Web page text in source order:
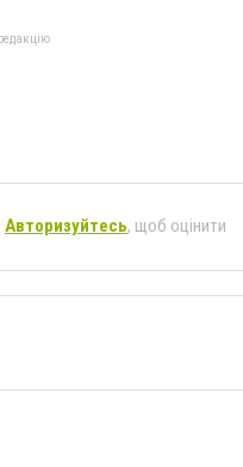
Авторизуйтесь, щоб оцінити